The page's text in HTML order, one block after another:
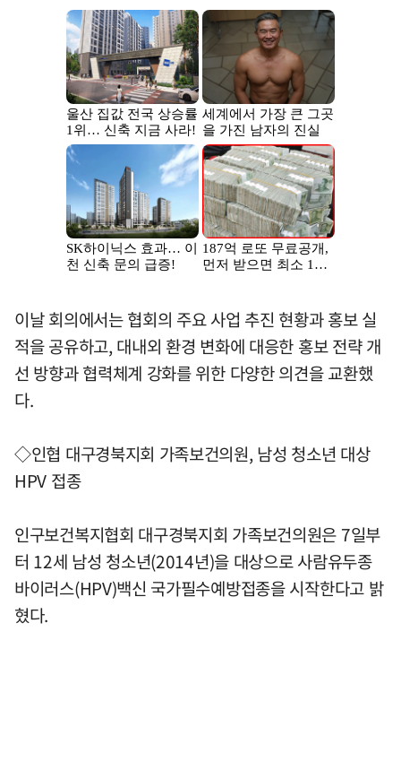
이날 회의에서는 협회의 주요 사업 추진 현황과 홍보 실
적을 공유하고, 대내외 환경 변화에 대응한 홍보 전략 개
선 방향과 협력체계 강화를 위한 다양한 의견을 교환했
다.
◇인협 대구경북지회 가족보건의원, 남성 청소년 대상
HPV 접종
인구보건복지협회 대구경북지회 가족보건의원은 7일부
터 12세 남성 청소년(2014년)을 대상으로 사람유두종
바이러스(HPV)백신 국가필수예방접종을 시작한다고 밝
혔다.